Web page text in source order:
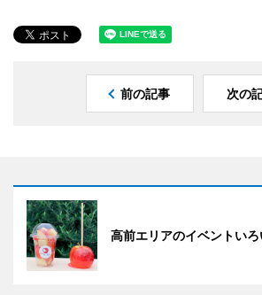
前の記事 次の
高前エリアのイベントいろ